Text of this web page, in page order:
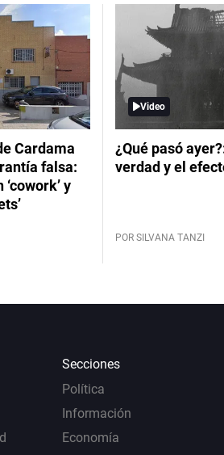
Cardama
falsa:
y
Video
¿Qué pasó
verdad y el
POR SILVANA TANZI
Secciones
Política
Información
Economía